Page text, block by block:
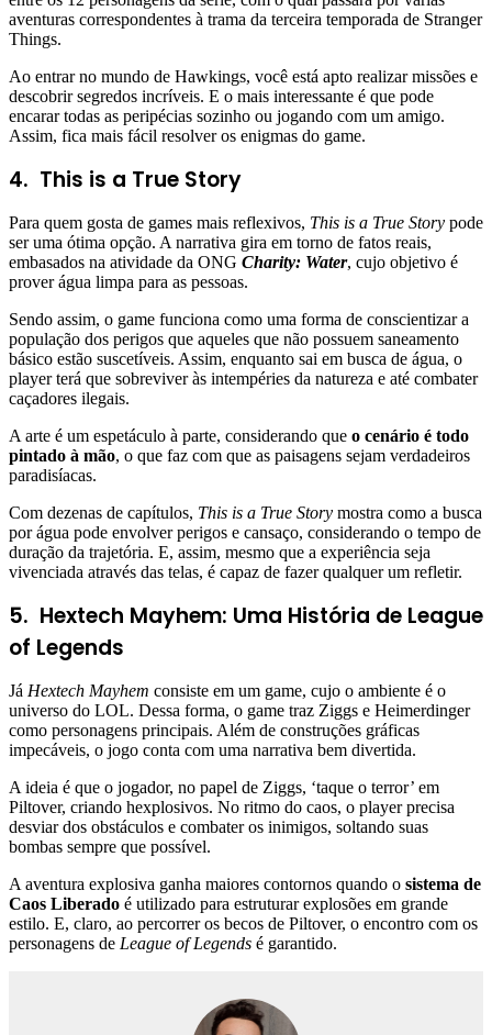
aventuras correspondentes à trama da terceira temporada de Stranger
Things.
Ao entrar no mundo de Hawkings, você está apto realizar missões e
descobrir segredos incríveis. E o mais interessante é que pode
encarar todas as peripécias sozinho ou jogando com um amigo.
Assim, fica mais fácil resolver os enigmas do game.
4. This is a True Story
Para quem gosta de games mais reflexivos, This is a True Story pode
ser uma ótima opção. A narrativa gira em torno de fatos reais,
embasados na atividade da ONG Charity: Water, cujo objetivo é
prover água limpa para as pessoas.
Sendo assim, o game funciona como uma forma de conscientizar a
população dos perigos que aqueles que não possuem saneamento
básico estão suscetíveis. Assim, enquanto sai em busca de água, o
player terá que sobreviver às intempéries da natureza e até combater
caçadores ilegais.
A arte é um espetáculo à parte, considerando que o cenário é todo
pintado à mão, o que faz com que as paisagens sejam verdadeiros
paradisíacas.
Com dezenas de capítulos, This is a True Story mostra como a busca
por água pode envolver perigos e cansaço, considerando o tempo de
duração da trajetória. E, assim, mesmo que a experiência seja
vivenciada através das telas, é capaz de fazer qualquer um refletir.
5. Hextech Mayhem: Uma História de League
of Legends
Já Hextech Mayhem consiste em um game, cujo o ambiente é o
universo do LOL. Dessa forma, o game traz Ziggs e Heimerdinger
como personagens principais. Além de construções gráficas
impecáveis, o jogo conta com uma narrativa bem divertida.
A ideia é que o jogador, no papel de Ziggs, ‘taque o terror’ em
Piltover, criando hexplosivos. No ritmo do caos, o player precisa
desviar dos obstáculos e combater os inimigos, soltando suas
bombas sempre que possível.
A aventura explosiva ganha maiores contornos quando o sistema de
Caos Liberado é utilizado para estruturar explosões em grande
estilo. E, claro, ao percorrer os becos de Piltover, o encontro com os
personagens de League of Legends é garantido.